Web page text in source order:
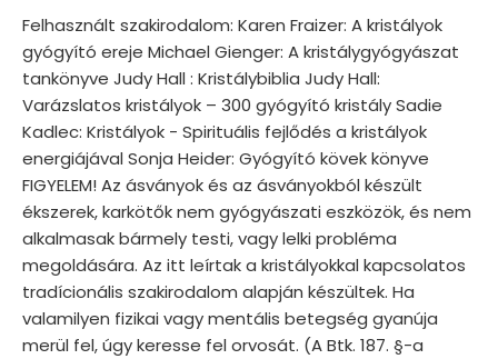
Felhasznált szakirodalom: Karen Fraizer: A kristályok
gyógyító ereje Michael Gienger: A kristálygyógyászat
tankönyve Judy Hall : Kristálybiblia Judy Hall:
Varázslatos kristályok – 300 gyógyító kristály Sadie
Kadlec: Kristályok - Spirituális fejlődés a kristályok
energiájával Sonja Heider: Gyógyító kövek könyve
FIGYELEM! Az ásványok és az ásványokból készült
ékszerek, karkötők nem gyógyászati eszközök, és nem
alkalmasak bármely testi, vagy lelki probléma
megoldására. Az itt leírtak a kristályokkal kapcsolatos
tradícionális szakirodalom alapján készültek. Ha
valamilyen fizikai vagy mentális betegség gyanúja
merül fel, úgy keresse fel orvosát. (A Btk. 187. §-a